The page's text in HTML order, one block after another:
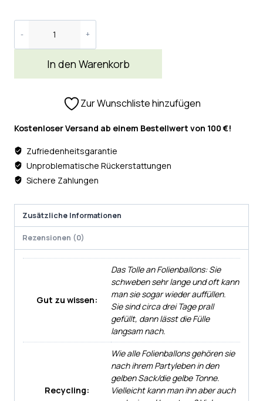
In den Warenkorb
Zur Wunschliste hinzufügen
Kostenloser Versand ab einem Bestellwert von 100 €!
Zufriedenheitsgarantie
Unproblematische Rückerstattungen
Sichere Zahlungen
Zusätzliche Informationen
Rezensionen (0)
Gut zu wissen:
Das Tolle an Folienballons: Sie
schweben sehr lange und oft kann
man sie sogar wieder auffüllen.
Sie sind circa drei Tage prall
gefüllt, dann lässt die Fülle
langsam nach.
Recycling:
Wie alle Folienballons gehören sie
nach ihrem Partyleben in den
gelben Sack/die gelbe Tonne.
Vielleicht kann man ihn aber auch